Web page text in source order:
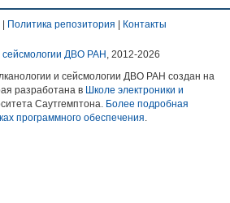
Политика репозитория Контакты
сейсмологии ДВО РАН , 2012-2026
и сейсмологии ДВО РАН создан на
разработана в Школе электроники и
Саутгемптона. Более подробная
программного обеспечения.